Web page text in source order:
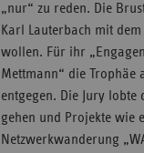
„nur“ zu reden. Die
Karl Lauterbach mit
wollen. Für ihr
Mettmann“ die Trophäe
entgegen. Die Jury
gehen und Projekte wie
Netzwerkwanderung